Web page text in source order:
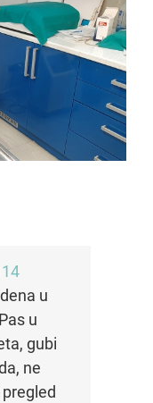
u
u
gubi
ne